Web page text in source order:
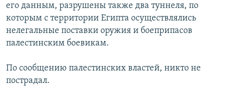
ОБЩЕСТВО
КУЛЬТУРА
СПОРТ
ГОСТЬ НЕДЕЛИ
ПОЗИЦИЯ
БЛОГИ
ГОЛОСА
ЧИТАЕМ ПРЕССУ
ВИДЕО
ФОТО
АУДИО
ПОДКАСТЫ
АРХИВ РАДИОПРОГРАММЫ
Все сайты РСЕ/РС
его данным, разрушены также два туннеля, по
которым с территории Египта осуществлялись
нелегальные поставки оружия и боеприпасов
палестинским боевикам.
По сообщению палестинских властей, никто не
пострадал.